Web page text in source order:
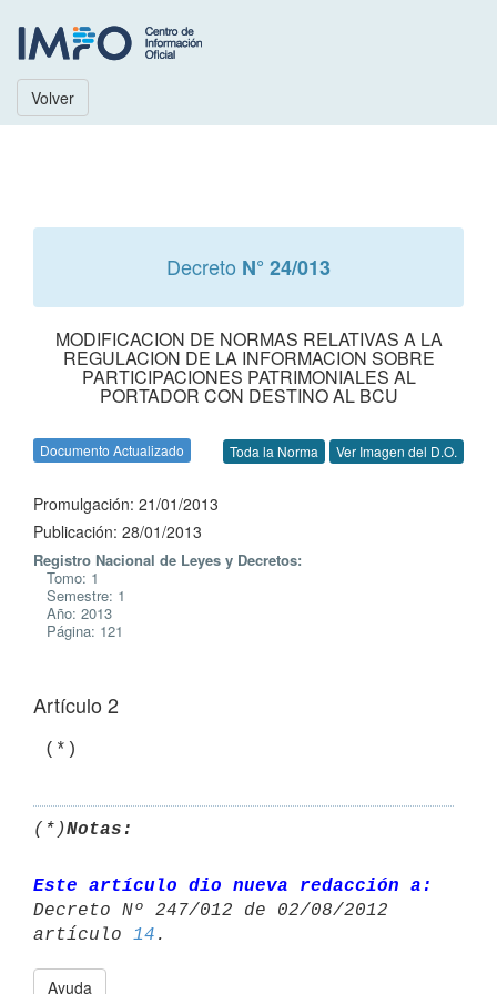
Volver
Decreto N° 24/013
MODIFICACION DE NORMAS RELATIVAS A LA
REGULACION DE LA INFORMACION SOBRE
PARTICIPACIONES PATRIMONIALES AL
PORTADOR CON DESTINO AL BCU
Documento Actualizado Toda la Norma Ver Imagen del D.O.
Promulgación: 21/01/2013
Publicación: 28/01/2013
Registro Nacional de Leyes y Decretos:
Tomo: 1
Semestre: 1
Año: 2013
Página: 121
Artículo 2
(*)
(*)Notas:
Este artículo dio nueva redacción a:
Decreto Nº 247/012 de 02/08/2012
artículo 14
Ayuda